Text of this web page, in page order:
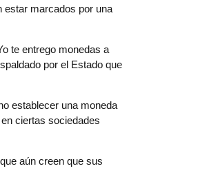
estar marcados por una
te entrego monedas a
por el Estado que
establecer una moneda
ciertas sociedades
aún creen que sus